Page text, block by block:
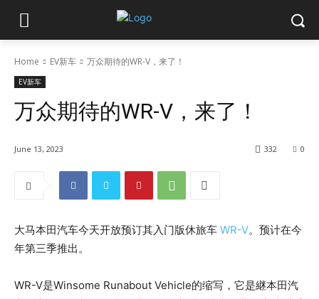
Home EV新车 万众期待的WR-V，来了！
EV新车
万众期待的WR-V，来了！
June 13, 2023 0
332
大马本田汽车今天开放预订其入门版休旅车 WR-V。预计在今
年第三季推出。
WR-V是Winsome Runabout Vehicle的缩写，它是継本田汽